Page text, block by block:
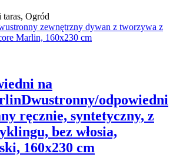
na
Dwustronny/odpowiedni
ręcznie, syntetyczny, z
bez włosia,
160x230 cm